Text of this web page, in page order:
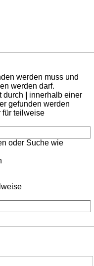
werden muss und
werden darf.
durch
innerhalb einer
gefunden werden
für teilweise
oder Suche wie